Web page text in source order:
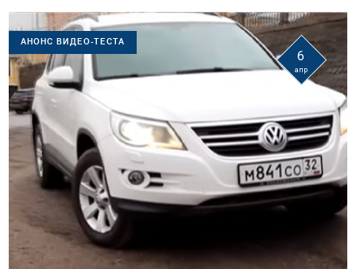
АНОНС ВИДЕО-ТЕСТА
6
апр